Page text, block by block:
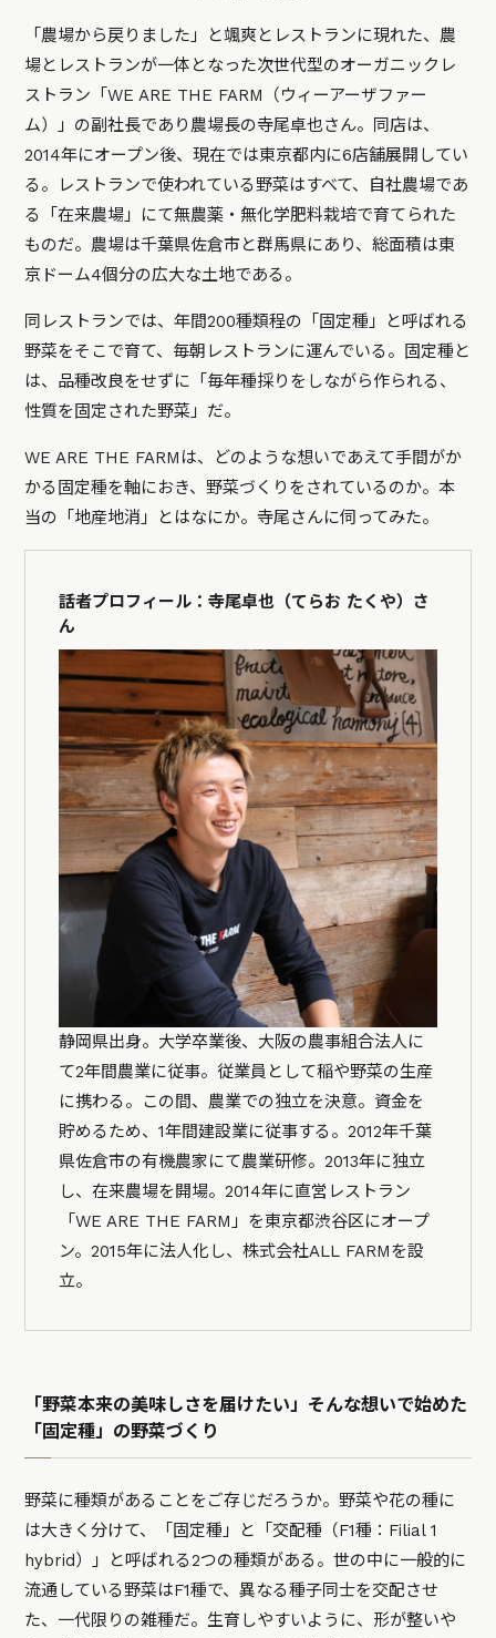
「農場から戻りました」と颯爽とレストランに現れた、農
場とレストランが一体となった次世代型のオーガニックレ
ストラン「WE ARE THE FARM（ウィーアーザファー
ム）」の副社長であり農場長の寺尾卓也さん。同店は、
2014年にオープン後、現在では東京都内に6店舗展開してい
る。レストランで使われている野菜はすべて、自社農場であ
る「在来農場」にて無農薬・無化学肥料栽培で育てられた
ものだ。農場は千葉県佐倉市と群馬県にあり、総面積は東
京ドーム4個分の広大な土地である。
同レストランでは、年間200種類程の「固定種」と呼ばれる
野菜をそこで育て、毎朝レストランに運んでいる。固定種と
は、品種改良をせずに「毎年種採りをしながら作られる、
性質を固定された野菜」だ。
WE ARE THE FARMは、どのような想いであえて手間がか
かる固定種を軸におき、野菜づくりをされているのか。本
当の「地産地消」とはなにか。寺尾さんに伺ってみた。
話者プロフィール：寺尾卓也（てらお たくや）さ
ん
静岡県出身。大学卒業後、大阪の農事組合法人に
て2年間農業に従事。従業員として稲や野菜の生産
に携わる。この間、農業での独立を決意。資金を
貯めるため、1年間建設業に従事する。2012年千葉
県佐倉市の有機農家にて農業研修。2013年に独立
し、在来農場を開場。2014年に直営レストラン
「WE ARE THE FARM」を東京都渋谷区にオープ
ン。2015年に法人化し、株式会社ALL FARMを設
立。
「野菜本来の美味しさを届けたい」そんな想いで始めた
「固定種」の野菜づくり
野菜に種類があることをご存じだろうか。野菜や花の種に
は大きく分けて、「固定種」と「交配種（F1種：Filial 1
hybrid）」と呼ばれる2つの種類がある。世の中に一般的に
流通している野菜はF1種で、異なる種子同士を交配させ
た、一代限りの雑種だ。生育しやすいように、形が整いや